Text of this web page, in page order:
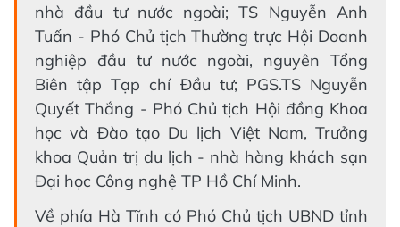
nhà đầu tư nước ngoài; TS Nguyễn Anh
Tuấn - Phó Chủ tịch Thường trực Hội Doanh
nghiệp đầu tư nước ngoài, nguyên Tổng
Biên tập Tạp chí Đầu tư; PGS.TS Nguyễn
Quyết Thắng - Phó Chủ tịch Hội đồng Khoa
học và Đào tạo Du lịch Việt Nam, Trưởng
khoa Quản trị du lịch - nhà hàng khách sạn
Đại học Công nghệ TP Hồ Chí Minh.
Về phía Hà Tĩnh có Phó Chủ tịch UBND tỉnh